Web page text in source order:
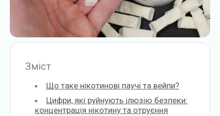
Зміст
Що таке нікотинові паучі та вейпи?
Цифри, які руйнують ілюзію безпеки:
концентрація нікотину та отруєння